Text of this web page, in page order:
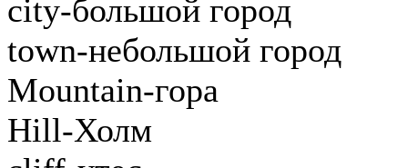
city-большой город
town-небольшой город
Mountain-гора
Hill-Холм